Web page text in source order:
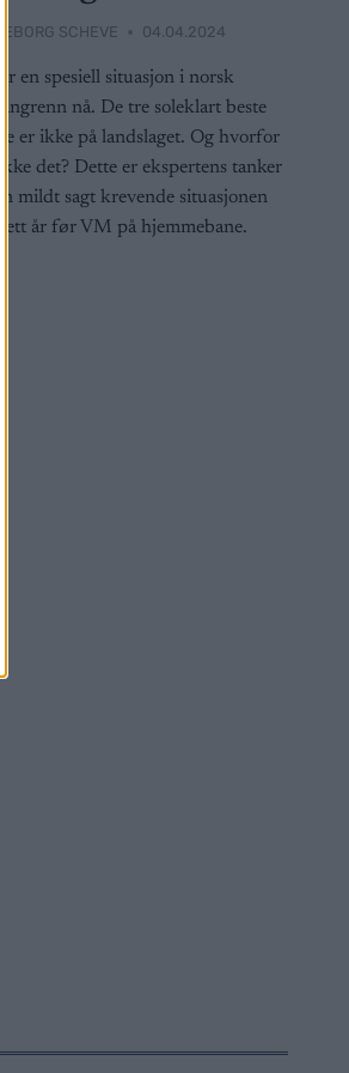
SCHEVE 04.04.2024
en spesiell situasjon i norsk
nå. De tre soleklart beste
er ikke på landslaget. Og hvorfor
ikke det? Dette er ekspertens tanker
mildt sagt krevende situasjonen
ett år før VM på hjemmebane.